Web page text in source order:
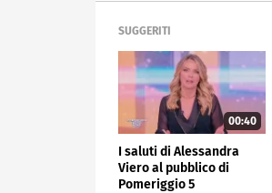
SUGGERITI
00:40
I saluti di Alessandra
Viero al pubblico di
Pomeriggio 5